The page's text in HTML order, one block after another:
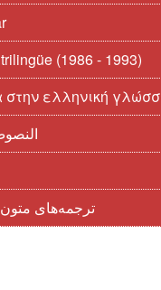
(1986 - 1993)
ελληνική
ترجمه‌های